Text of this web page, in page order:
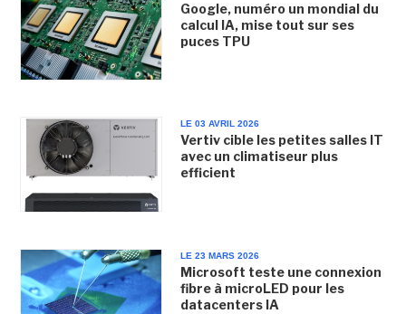
Google, numéro un mondial du
calcul IA, mise tout sur ses
puces TPU
LE 03 AVRIL 2026
Vertiv cible les petites salles IT
avec un climatiseur plus
efficient
LE 23 MARS 2026
Microsoft teste une connexion
fibre à microLED pour les
datacenters IA